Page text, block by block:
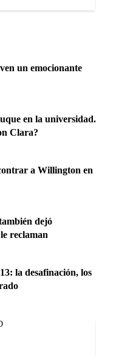
un emocionante
en la universidad.
Clara?
a Willington en
dejó
reclaman
la desafinación, los